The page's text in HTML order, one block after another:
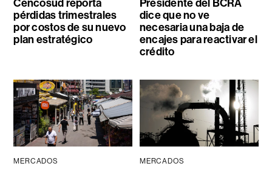
Cencosud reporta
pérdidas trimestrales
por costos de su nuevo
plan estratégico
Presidente del BCRA
dice que no ve
necesaria una baja de
encajes para reactivar el
crédito
MERCADOS MERCADOS